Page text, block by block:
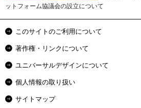
ットフォーム協議会の設立について
このサイトのご利用について
著作権・リンクについて
ユニバーサルデザインについて
個人情報の取り扱い
サイトマップ